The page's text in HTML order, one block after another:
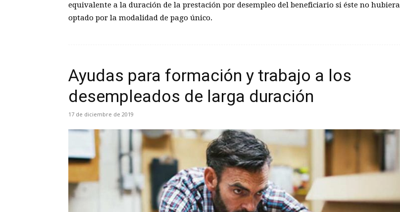
equivalente a la duración de la prestación por desempleo del beneficiario si éste no hubiera
optado por la modalidad de pago único.
Ayudas para formación y trabajo a los
desempleados de larga duración
17 de diciembre de 2019